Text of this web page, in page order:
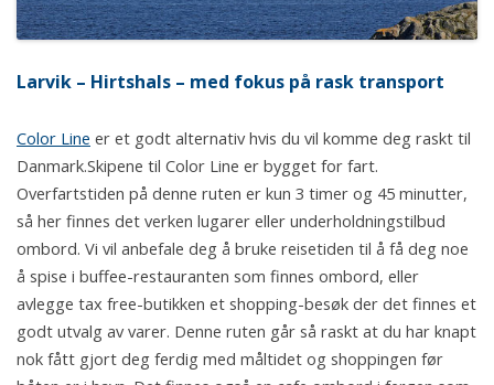
Larvik – Hirtshals – med fokus på rask transport
Color Line er et godt alternativ hvis du vil komme deg raskt til
Danmark.Skipene til Color Line er bygget for fart.
Overfartstiden på denne ruten er kun 3 timer og 45 minutter,
så her finnes det verken lugarer eller underholdningstilbud
ombord. Vi vil anbefale deg å bruke reisetiden til å få deg noe
å spise i buffee-restauranten som finnes ombord, eller
avlegge tax free-butikken et shopping-besøk der det finnes et
godt utvalg av varer. Denne ruten går så raskt at du har knapt
nok fått gjort deg ferdig med måltidet og shoppingen før